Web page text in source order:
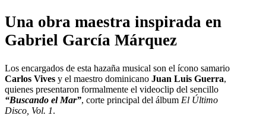
Una obra maestra inspirada en
Gabriel García Márquez
Los encargados de esta hazaña musical son el ícono samario
Carlos Vives y el maestro dominicano Juan Luis Guerra,
quienes presentaron formalmente el videoclip del sencillo
“Buscando el Mar”, corte principal del álbum El Último
Disco, Vol. 1.